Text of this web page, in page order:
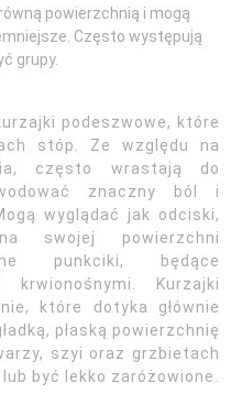
powierzchnią i mogą
Często występują
grupy.
podeszwowe, które
stóp. Ze względu na
często wrastają do
znaczny ból i
wyglądać jak odciski,
swojej powierzchni
punkciki, będące
krwionośnymi. Kurzajki
które dotyka głównie
płaską powierzchnię
szyi oraz grzbietach
być lekko zaróżowione.